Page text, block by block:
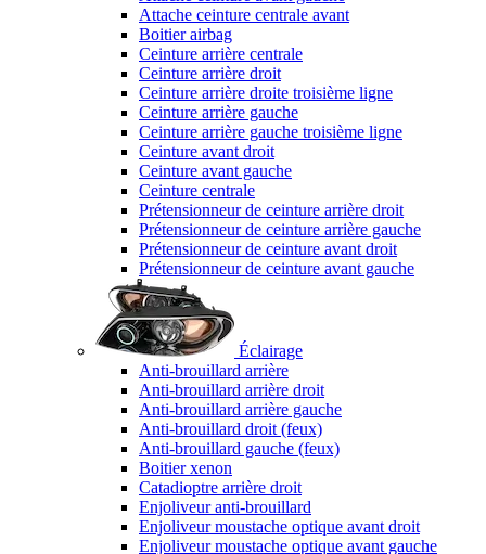
Attache ceinture centrale avant
Boitier airbag
Ceinture arrière centrale
Ceinture arrière droit
Ceinture arrière droite troisième ligne
Ceinture arrière gauche
Ceinture arrière gauche troisième ligne
Ceinture avant droit
Ceinture avant gauche
Ceinture centrale
Prétensionneur de ceinture arrière droit
Prétensionneur de ceinture arrière gauche
Prétensionneur de ceinture avant droit
Prétensionneur de ceinture avant gauche
Éclairage
Anti-brouillard arrière
Anti-brouillard arrière droit
Anti-brouillard arrière gauche
Anti-brouillard droit (feux)
Anti-brouillard gauche (feux)
Boitier xenon
Catadioptre arrière droit
Enjoliveur anti-brouillard
Enjoliveur moustache optique avant droit
Enjoliveur moustache optique avant gauche